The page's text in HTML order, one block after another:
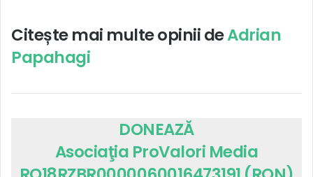
Citește mai multe opinii deAdrian
Papahagi
DONEAZĂ
Asociaţia ProValori Media